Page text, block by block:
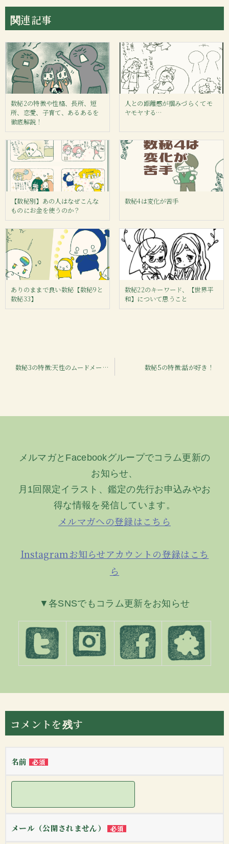
関連記事
数秘2の特徴や性格、長所、短
所、恋愛、子育て、あるあるを
徹底解説！
人との距離感が掴みづらくてモ
ヤモヤする…
【数秘別】あの人はなぜこんな
ものにお金を使うのか？
数秘4は変化が苦手
ありのままで良い数秘【数秘9と
数秘33】
数秘22のキーワード、【世界平
和】について思うこと
ビ
数秘3の特徴:天性のムードメーカー！ 数秘5の特徴:話が好き！
メルマガとFacebookグループでコラム更新の
お知らせ、
月1回限定イラスト、鑑定の先行お申込みやお
得な情報を発信しています。
メルマガへの登録はこちら
Instagramお知らせアカウントの登録はこち
ら
▼各SNSでもコラム更新をお知らせ
コメントを残す
名前 必須
メール（公開されません） 必須